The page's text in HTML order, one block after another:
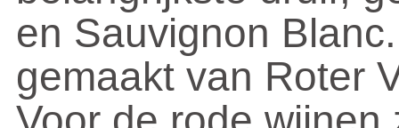
en Sauvignon
gemaakt van Roter